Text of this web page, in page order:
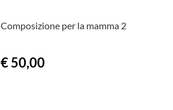
Composizione per la mamma 2
€ 50,00